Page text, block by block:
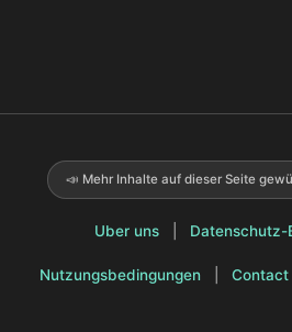
📣 Mehr Inhalte auf dieser Seite
Uber uns Datenschutz-
Nutzungsbedingungen Contact